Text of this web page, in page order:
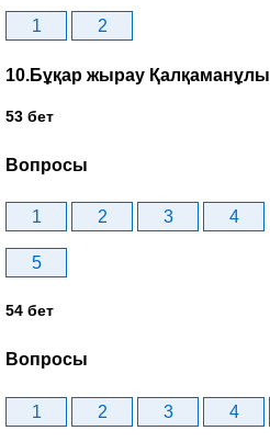
1 2
10.Бұқар жырау Қалқаманұлы
53 бет
Вопросы
1 2 3 4
5
54 бет
Вопросы
1 2 3 4